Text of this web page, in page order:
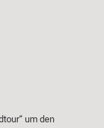
um den